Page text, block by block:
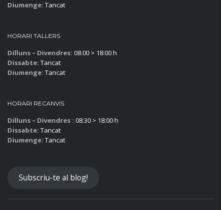
Diumenge: Tancat
HORARI TALLERS
Dilluns – Divendres: 08:00 > 18:00 h
Dissabte: Tancat
Diumenge: Tancat
HORARI RECANVIS
Dilluns – Divendres : 08:30 > 18:00 h
Dissabte: Tancat
Diumenge: Tancat
Subscriu-te al blog!